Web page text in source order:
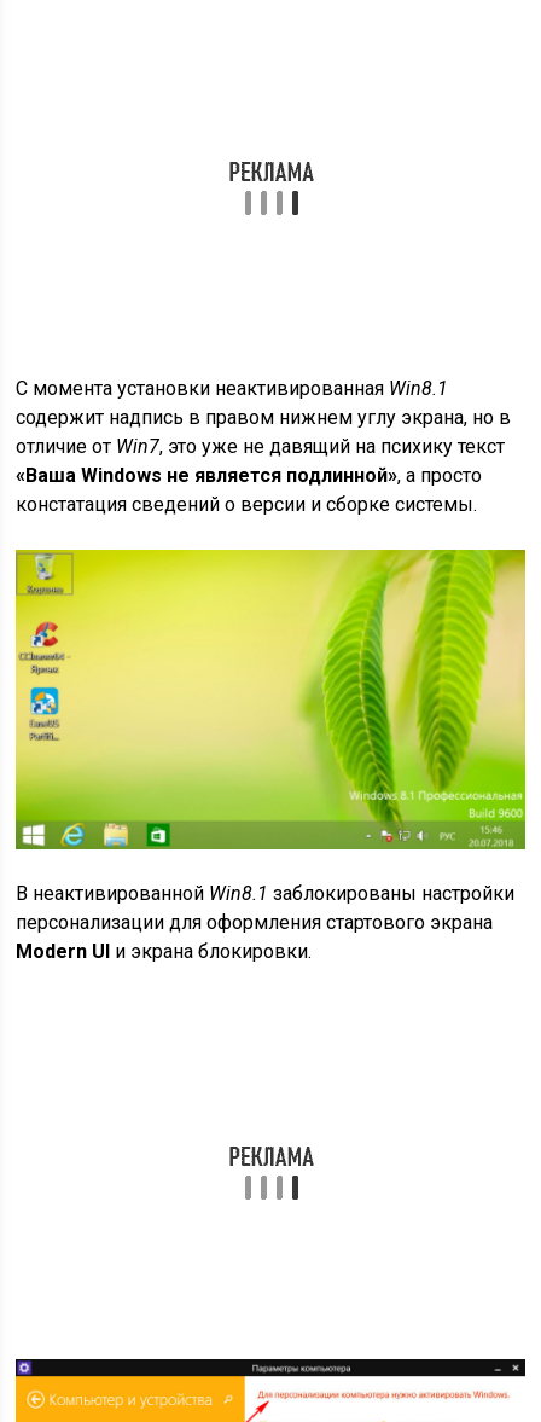
С момента установки неактивированная Win8.1
содержит надпись в правом нижнем углу экрана, но в
отличие от Win7, это уже не давящий на психику текст
«Ваша Windows не является подлинной», а просто
констатация сведений о версии и сборке системы.
В неактивированной Win8.1 заблокированы настройки
персонализации для оформления стартового экрана
Modern UI и экрана блокировки.